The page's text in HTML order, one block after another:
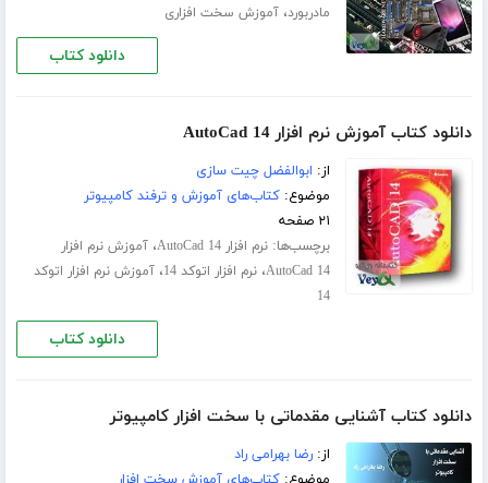
مادربورد،آموزش سخت افزاری
دانلود کتاب
دانلود کتاب آموزش نرم افزار AutoCad 14
از: ابوالفضل چیت سازی
موضوع:کتاب‌های آموزش و ترفند کامپیوتر
۲۱ صفحه
برچسب‌ها:نرم افزار AutoCad 14 ،آموزش نرم افزار
AutoCad 14،نرم افزار اتوکد 14 ،آموزش نرم افزار اتوکد
14
دانلود کتاب
دانلود کتاب آشنایی مقدماتی با سخت افزار کامپیوتر
از:رضا بهرامی راد